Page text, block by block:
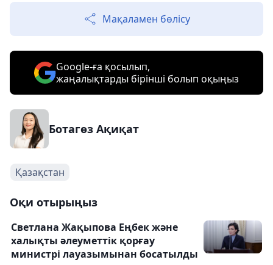
Мақаламен бөлісу
Google-ға қосылып,
жаңалықтарды бірінші болып оқыңыз
Ботагөз Ақиқат
Қазақстан
Оқи отырыңыз
Светлана Жақыпова Еңбек және
халықты әлеуметтік қорғау
министрі лауазымынан босатылды